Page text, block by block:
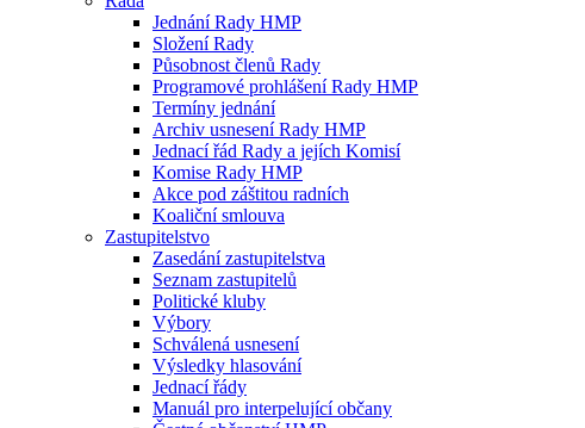
Jednání Rady HMP
Složení Rady
Působnost členů Rady
Programové prohlášení Rady HMP
Termíny jednání
Archiv usnesení Rady HMP
Jednací řád Rady a jejích Komisí
Komise Rady HMP
Akce pod záštitou radních
Koaliční smlouva
Zastupitelstvo
Zasedání zastupitelstva
Seznam zastupitelů
Politické kluby
Výbory
Schválená usnesení
Výsledky hlasování
Jednací řády
Manuál pro interpelující občany